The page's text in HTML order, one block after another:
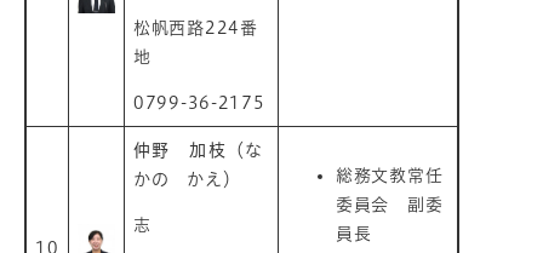
松帆西路224番
地
0799-36-2175
10
仲野 加枝
（な
かの かえ）
志
総務文教常任
委員会 副委
員長